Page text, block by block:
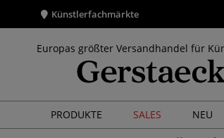
Künstlerfachmärkte
Europas größter Versandhandel für
PRODUKTE SALES NEU